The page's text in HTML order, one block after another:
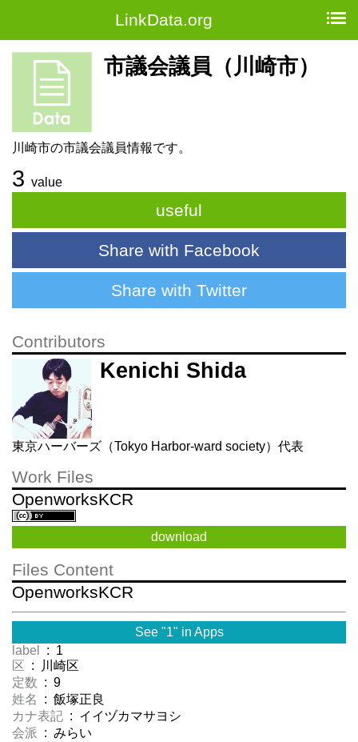
LinkData.org
市議会議員（川崎市）
川崎市の市議会議員情報です。
3 value
useful
Share with Facebook
Share with Twitter
Contributors
Kenichi Shida
東京ハーバーズ（Tokyo Harbor-ward society）代表
Work Files
OpenworksKCR
download
Files Content
OpenworksKCR
See "1" in Apps
label
: 1
区 : 川崎区
定数 : 9
姓名
: 飯塚正良
カナ表記 : イイヅカマサヨシ
会派 : みらい